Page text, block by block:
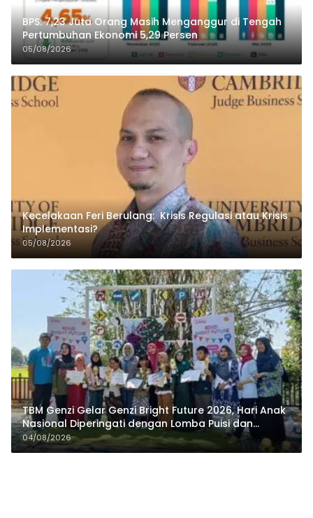
BPS: 7,23 Juta Orang Masih Menganggur di Tengah
Pertumbuhan Ekonomi 5,29 Persen
05/08/2026
Kecelakaan Feri Berulang: Krisis Regulasi atau Krisis
Implementasi?
05/08/2026
TBM Genzi Gelar Genzi Bright Future 2026, Hari Anak
Nasional Diperingati dengan Lomba Puisi dan
Tembang Dolanan
04/08/2026